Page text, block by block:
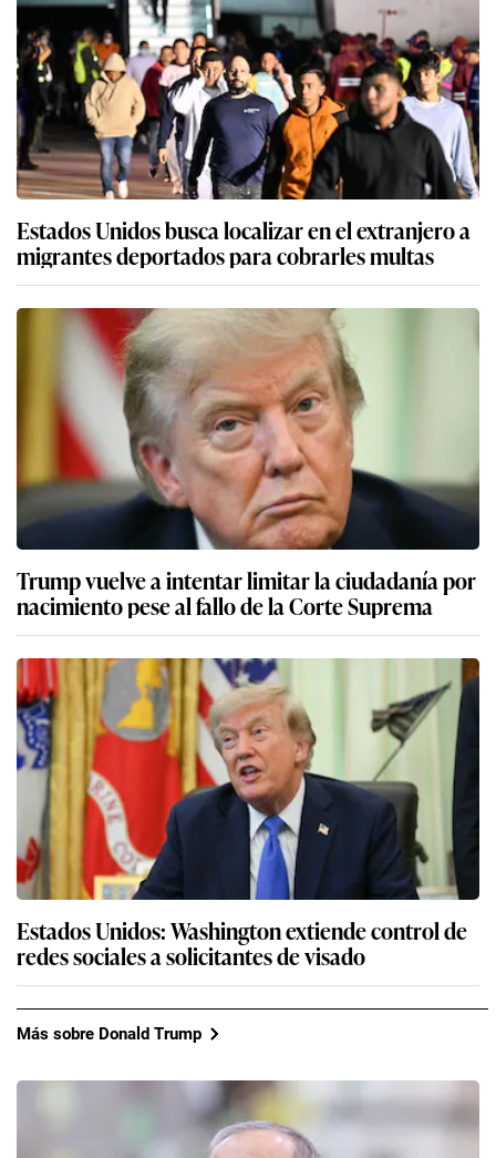
Estados Unidos busca localizar en el extranjero a
migrantes deportados para cobrarles multas
Trump vuelve a intentar limitar la ciudadanía por
nacimiento pese al fallo de la Corte Suprema
Estados Unidos: Washington extiende control de
redes sociales a solicitantes de visado
Más sobre Donald Trump